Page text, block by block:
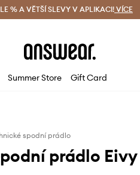
Kč) Doručení i do 24 h
% A VĚTŠÍ SLEVY V APLIKACI! VÍCE
Summer Store Gift Card
spodní prádlo
prádlo Eivy